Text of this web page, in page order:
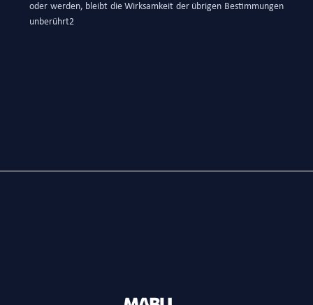
oder werden, bleibt die Wirksamkeit der übrigen Bestimmungen
unberührt2